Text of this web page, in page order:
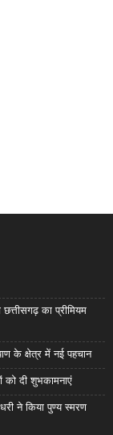
का प्रीमियम
के क्षेत्र में नई पहचान
को दी शुभकामनाएं
ने किया पुण्य स्मरण